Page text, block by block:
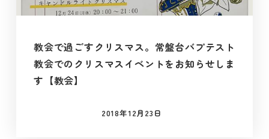
教会で過ごすクリスマス。常盤台バプテスト
教会でのクリスマスイベントをお知らせしま
す【教会】
投稿日
2018年12月23日